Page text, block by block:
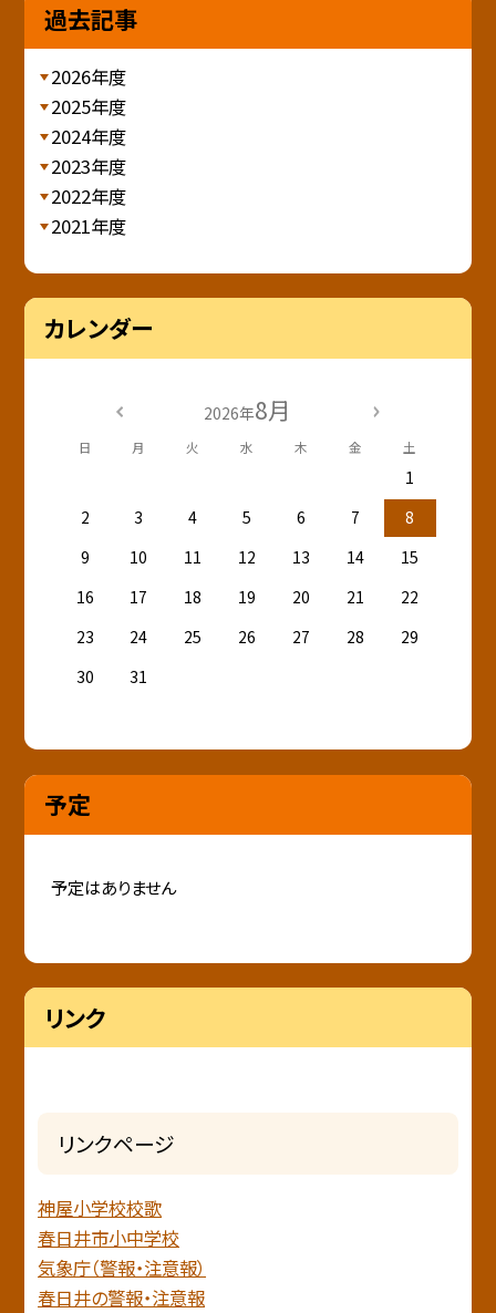
過去記事
2026年度
2025年度
2024年度
2023年度
2022年度
2021年度
カレンダー
2026年8月
日 月 火 水 木 金 土
1
2
3 4 5 6 7
8
9
10 11 12 13 14
15
16
17 18 19 20 21
22
23
24 25 26 27 28
29
30
31
予定
予定はありません
リンク
リンクページ
神屋小学校校歌
春日井市小中学校
気象庁（警報・注意報）
春日井の警報・注意報